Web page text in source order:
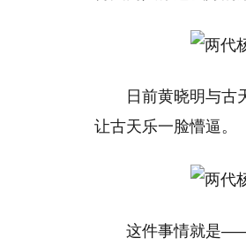
日前黄晓明与古
让古天乐一脸懵逼。
这件事情就是